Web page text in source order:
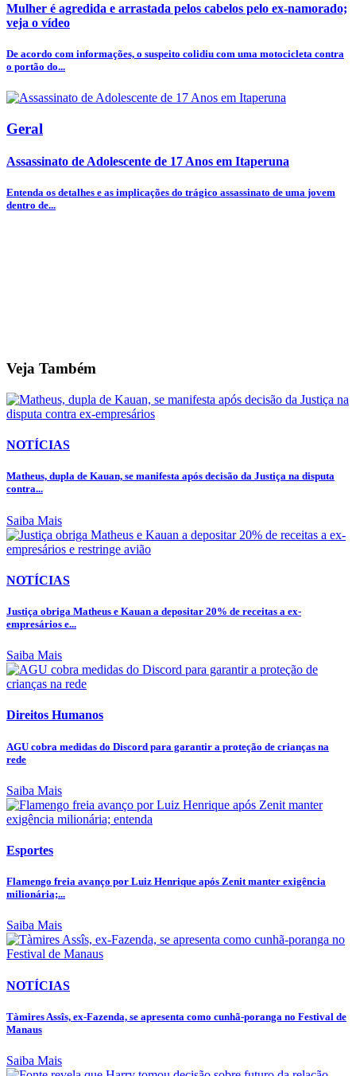
Mulher é agredida e arrastada pelos cabelos pelo ex-namorado;
veja o vídeo
De acordo com informações, o suspeito colidiu com uma motocicleta contra
o portão do...
Geral
Assassinato de Adolescente de 17 Anos em Itaperuna
Entenda os detalhes e as implicações do trágico assassinato de uma jovem
dentro de...
Veja Também
NOTÍCIAS
Matheus, dupla de Kauan, se manifesta após decisão da Justiça na disputa
contra...
Saiba Mais
NOTÍCIAS
Justiça obriga Matheus e Kauan a depositar 20% de receitas a ex-
empresários e...
Saiba Mais
Direitos Humanos
AGU cobra medidas do Discord para garantir a proteção de crianças na
rede
Saiba Mais
Esportes
Flamengo freia avanço por Luiz Henrique após Zenit manter exigência
milionária;...
Saiba Mais
NOTÍCIAS
Tàmires Assîs, ex-Fazenda, se apresenta como cunhã-poranga no Festival de
Manaus
Saiba Mais